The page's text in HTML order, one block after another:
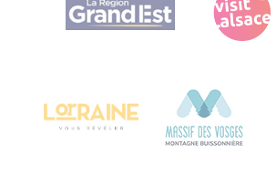
Bureau de Colmar (hoofdkantoor)